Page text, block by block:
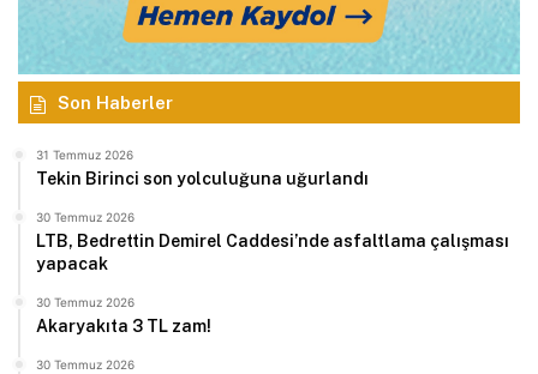
Son Haberler
31 Temmuz 2026
Tekin Birinci son yolculuğuna uğurlandı
30 Temmuz 2026
LTB, Bedrettin Demirel Caddesi’nde asfaltlama çalışması
yapacak
30 Temmuz 2026
Akaryakıta 3 TL zam!
30 Temmuz 2026